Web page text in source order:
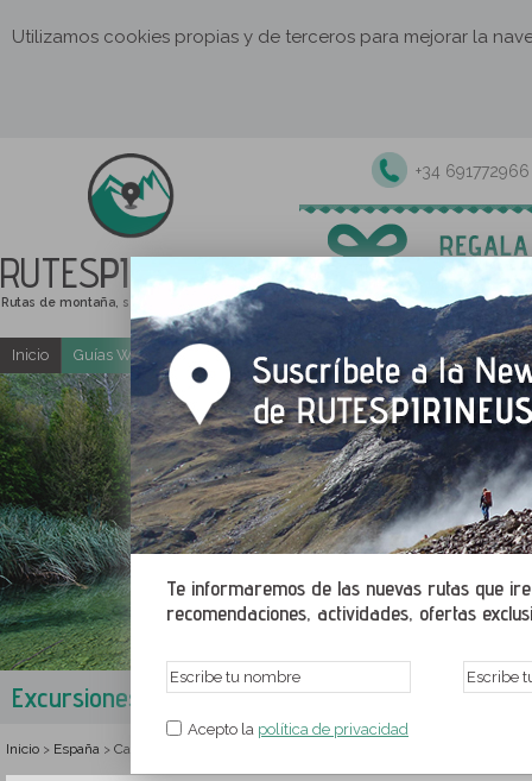
Utilizamos cookies propias y de terceros para mejorar la
RUTESPIRINEUS
Rutas de montaña, senderismo y excursiones
+34 691772966
Te informaremos de las nuevas rutas que
recomendaciones, actividades, ofertas
Acepto la política de privacidad
Inicio Guías Web y PDF gratuitas Excursiones y actividades
Excursiones en la Tierra Alta
Inicio > España > Cataluña